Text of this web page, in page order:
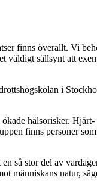
finns överallt. Vi
väldigt sällsynt att
i
hälsorisker.
finns personer
så stor del av
människans natur,